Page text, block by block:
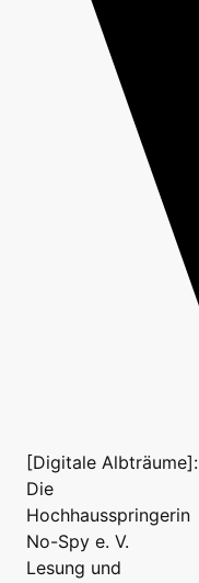
[Digitale Albträume]:
Die
Hochhausspringerin
No-Spy e. V.
Lesung und